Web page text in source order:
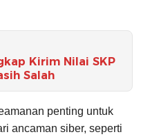
Kirim Nilai SKP
Salah
penting untuk
ancaman siber, seperti